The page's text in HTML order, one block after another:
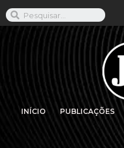
INÍCIO PUBLICAÇÕES